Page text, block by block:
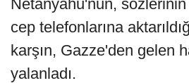
Netanyahu'nun, sözlerinin
cep telefonlarına
karşın, Gazze'den gelen
yalanladı.